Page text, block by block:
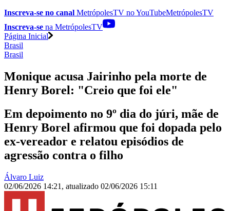
Inscreva-se no canal MetrópolesTV noYouTubeMetrópolesTV
Inscreva-se na MetrópolesTV
Página Inicial
Brasil
Brasil
Monique acusa Jairinho pela morte de
Henry Borel: "Creio que foi ele"
Em depoimento no 9º dia do júri, mãe de
Henry Borel afirmou que foi dopada pelo
ex-vereador e relatou episódios de
agressão contra o filho
Álvaro Luiz
02/06/2026 14:21 , atualizado 02/06/2026 15:11